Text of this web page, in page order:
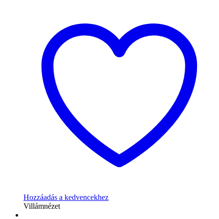
Hozzáadás a kedvencekhez
Villámnézet